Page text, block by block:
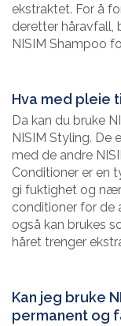
ekstraktet. For å
deretter håravfall,
NISIM Shampoo
Hva med pleie
Da kan du bruke
NISIM Styling. De
med de andre
Conditioner er en
gi fuktighet og
conditioner for de
også kan brukes
håret trenger
Kan jeg bruke
permanent og